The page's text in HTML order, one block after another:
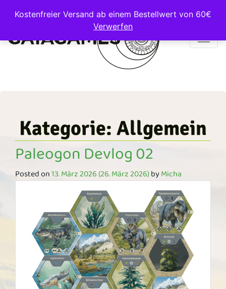
Kostenfreier Versand ab einem Bestellwert von 60€
Verwerfen
Main Navigation
Kategorie: Allgemein
Paleogon Devlog 02
Posted on13. März 2026 (26. März 2026)byMicha